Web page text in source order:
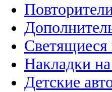
Накладки
Детские